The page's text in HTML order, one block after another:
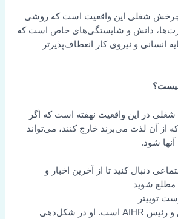
چرخش شغلی این واقعیت است که روشی
دانش و شایستگی‌های خاص است که
انسانی و نیروی کار انعطاف‌پذیرتر
در این واقعیت نهفته است که اگر
از آن لذت می‌برند خارج کنند، می‌تواند
شود.
دنبال کنید تا از آخرین اخبار و
مطلع شوید
توییتر
اریک ون ولپن موسس و رئیس AIHR است. او در شکل‌دهی